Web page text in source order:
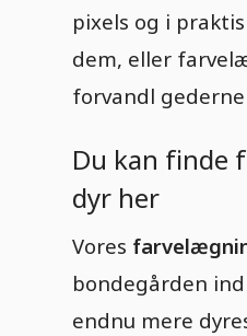
pixels og i
dem, eller
forvandl
Du kan finde
dyr her
Vores
bondegården
endnu mere